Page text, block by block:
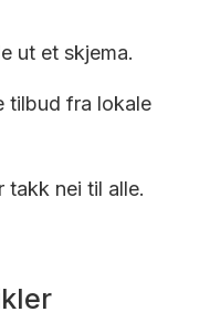
ut et skjema.
tilbud fra lokale
takk nei til alle.